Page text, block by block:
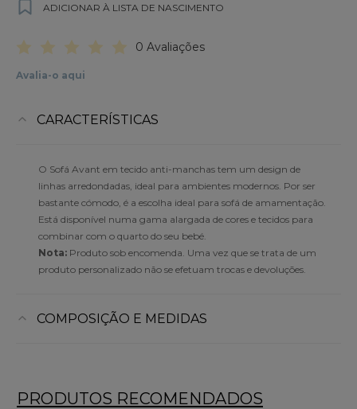
ADICIONAR À LISTA DE NASCIMENTO
0 Avaliações
Avalia-o aqui
CARACTERÍSTICAS
O Sofá Avant em tecido anti-manchas tem um design de
linhas arredondadas, ideal para ambientes modernos. Por ser
bastante cómodo, é a escolha ideal para sofá de amamentação.
Está disponível numa gama alargada de cores e tecidos para
combinar com o quarto do seu bebé.
Nota: Produto sob encomenda. Uma vez que se trata de um
produto personalizado não se efetuam trocas e devoluções.
COMPOSIÇÃO E MEDIDAS
PRODUTOS RECOMENDADOS